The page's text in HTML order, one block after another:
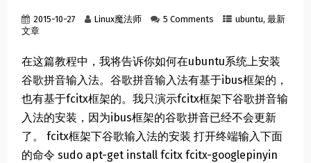
2015-10-27 Linux魔法师 5 Comments ubuntu,最新
文章
在这篇教程中，我将告诉你如何在ubuntu系统上安装
谷歌拼音输入法。谷歌拼音输入法有基于ibus框架的，
也有基于fcitx框架的。我只演示fcitx框架下谷歌拼音输
入法的安装，因为ibus框架的谷歌拼音已经不会更新
了。 fcitx框架下谷歌输入法的安装 打开终端输入下面
的命令 sudo apt-get install fcitx fcitx-googlepinyin